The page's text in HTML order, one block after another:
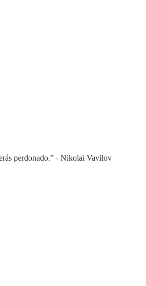
perdonado.” - Nikolai Vavilov